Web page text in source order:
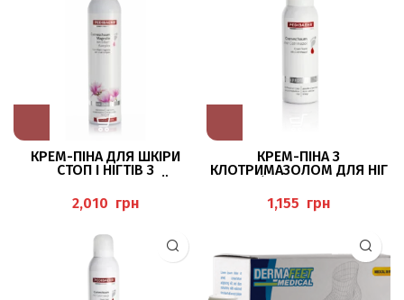
КРЕМ-ПІНА ДЛЯ ШКІРИ
СТОП І НІГТІВ З
ІОНАМИ СРІБЛА 300МЛ
PEDIBAEHR
грн
КРЕМ-ПІНА З
КЛОТРИМАЗОЛОМ ДЛЯ НІГ
CLOTRIMAZOL) PEDIBAEHR
грн